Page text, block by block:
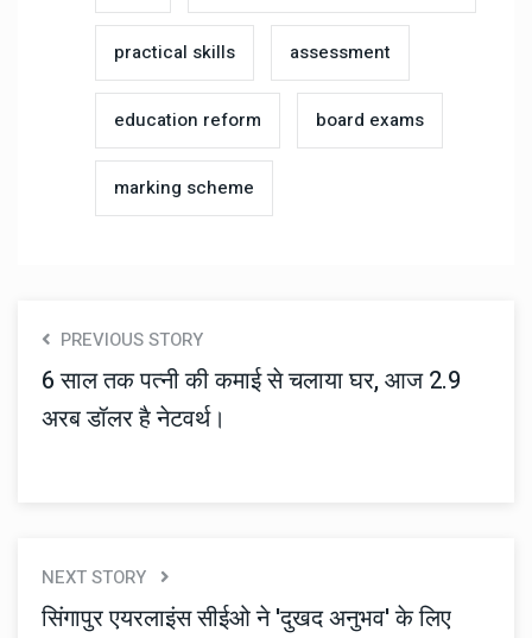
practical skills assessment
education reform board exams
marking scheme
PREVIOUS STORY
6 साल तक पत्नी की कमाई से चलाया घर, आज 2.9
अरब डॉलर है नेटवर्थ।
NEXT STORY
सिंगापुर एयरलाइंस सीईओ ने 'दुखद अनुभव' के लिए